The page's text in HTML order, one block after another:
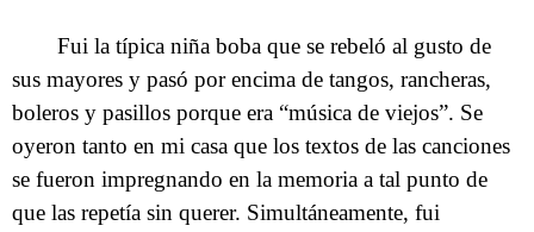
Fui la típica niña boba que se rebeló al gusto de
sus mayores y pasó por encima de tangos, rancheras,
boleros y pasillos porque era “música de viejos”. Se
oyeron tanto en mi casa que los textos de las canciones
se fueron impregnando en la memoria a tal punto de
que las repetía sin querer. Simultáneamente, fui